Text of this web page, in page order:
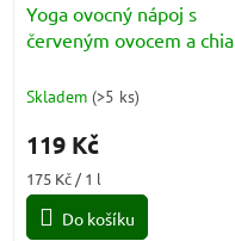
Yoga ovocný nápoj s
červeným ovocem a chia
Chia) 680ml
Skladem (>5 ks)
119 Kč
Měrná
cena:
175 Kč / 1 l
Do košíku